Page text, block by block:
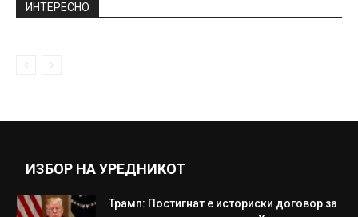
ИНТЕРЕСНО
ИЗБОР НА УРЕДНИКОТ
Трамп: Постигнат е историски договор за